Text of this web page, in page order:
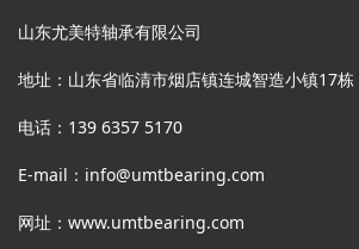
山东尤美特轴承有限公司
地址：山东省临清市烟店镇连城智造小镇17栋
电话：139 6357 5170
E-mail：info@umtbearing.com
网址：www.umtbearing.com